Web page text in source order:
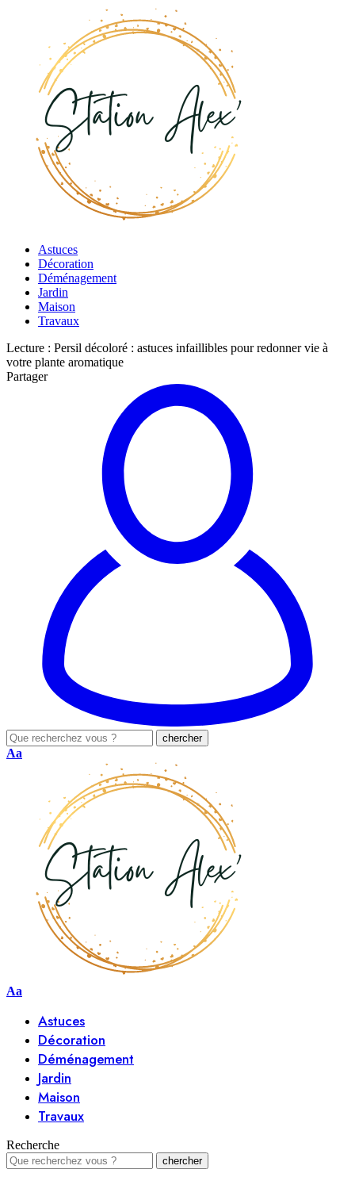
Astuces
Décoration
Déménagement
Jardin
Maison
Travaux
Lecture : Persil décoloré : astuces infaillibles pour redonner vie à
votre plante aromatique
Partager
Aa
Aa
Astuces
Décoration
Déménagement
Jardin
Maison
Travaux
Recherche